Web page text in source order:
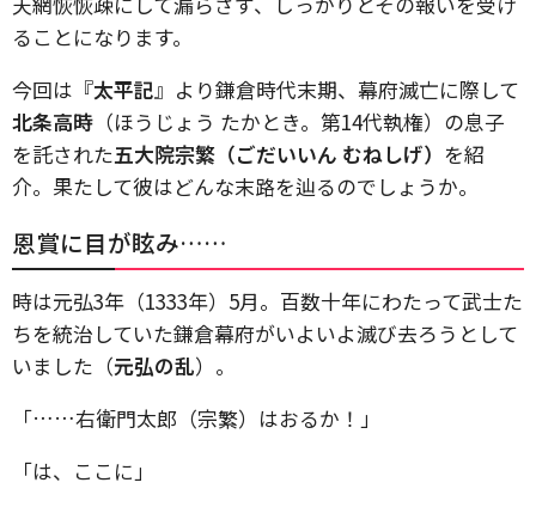
ることになります。
今回は『太平記』より鎌倉時代末期、幕府滅亡に際して
北条高時 （ほうじょう たかとき。第14代執権）の息子
を託された五大院宗繁（ごだいいん むねしげ） を紹
介。果たして彼はどんな末路を辿るのでしょうか。
恩賞に目が眩み……
時は元弘3年（1333年）5月。百数十年にわたって武士た
ちを統治していた鎌倉幕府がいよいよ滅び去ろうとして
いました（元弘の乱）。
「……右衛門太郎（宗繁）はおるか！」
「は、ここに」